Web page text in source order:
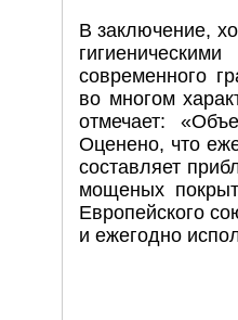
В заключение,
современного
во многом
отмечает:
Оценено, что
составляет
мощеных
Европейского
и ежегодно